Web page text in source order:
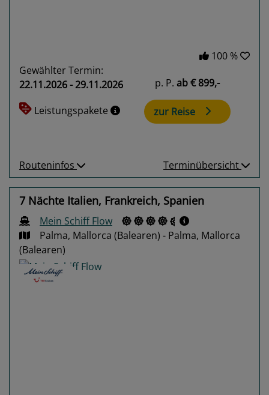
100 %
Gewählter Termin:
22.11.2026 - 29.11.2026
Leistungspakete
p. P. ab€ 899,-
zur Reise
Routeninfos Terminübersicht
7 Nächte Italien, Frankreich, Spanien
Mein Schiff Flow
Palma, Mallorca (Balearen) - Palma, Mallorca
(Balearen)